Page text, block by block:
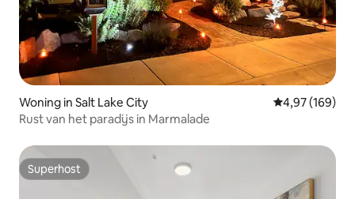
Woning in Salt Lake City Gemiddelde
4,97 (169)
Rust van het paradijs in Marmalade
Superhost
Superhost